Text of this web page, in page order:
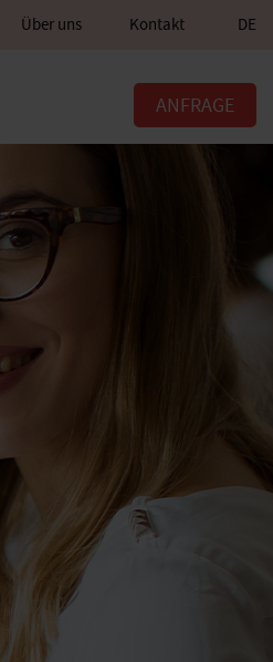
Über uns Kontakt DE
ANFRAGE